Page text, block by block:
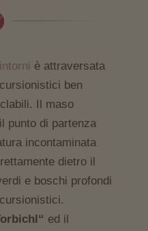
è attraversata
ben
Il maso
punto di partenza
incontaminata
dietro il
e boschi profondi
ed il